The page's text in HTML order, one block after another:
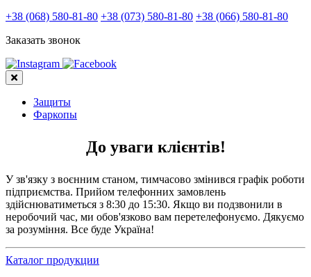
+38 (068) 580-81-80 +38 (073) 580-81-80 +38 (066) 580-81-80
Заказать звонок
Защиты
Фаркопы
До уваги клієнтів!
У зв'язку з воєнним станом, тимчасово змінився графік роботи
підприємства. Прийом телефонних замовлень
здійснюватиметься з 8:30 до 15:30. Якщо ви подзвонили в
неробочий час, ми обов'язково вам перетелефонуємо. Дякуємо
за розуміння. Все буде Україна!
Каталог продукции